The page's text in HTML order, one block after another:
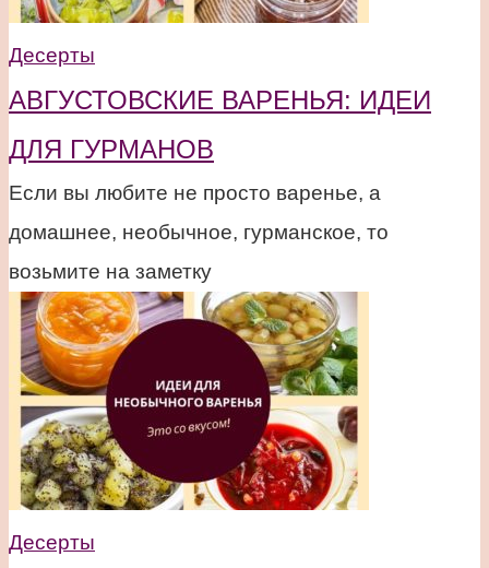
Десерты
АВГУСТОВСКИЕ ВАРЕНЬЯ: ИДЕИ
ДЛЯ ГУРМАНОВ
Если вы любите не просто варенье, а
домашнее, необычное, гурманское, то
возьмите на заметку
Десерты